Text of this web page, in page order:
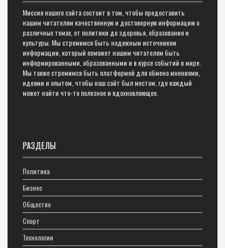
Миссия нашего сайта состоит в том, чтобы предоставить
нашим читателям качественную и достоверную информацию о
различных темах, от политики до здоровья, образования и
культуры. Мы стремимся быть надежным источником
информации, который поможет нашим читателям быть
информированными, образованными и в курсе событий в мире.
Мы также стремимся быть платформой для обмена мнениями,
идеями и опытом, чтобы наш сайт был местом, где каждый
может найти что-то полезное и вдохновляющее.
РАЗДЕЛЫ
Политика
Бизнес
Общество
Спорт
Технологии